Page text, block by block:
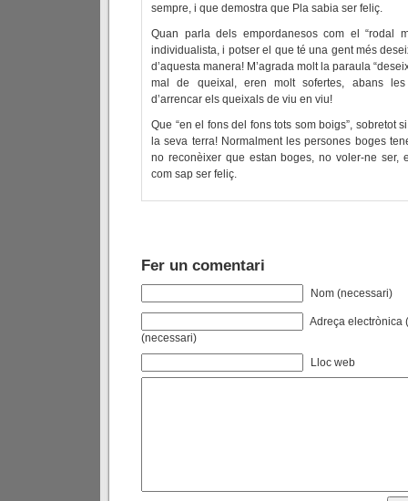
sempre, i que demostra que Pla sabia ser feliç.
Quan parla dels empordanesos com el “rodal
individualista, i potser el que té una gent més
d’aquesta manera! M’agrada molt la paraula
mal de queixal, eren molt sofertes, abans
d’arrencar els queixals de viu en viu!
Que “en el fons del fons tots som boigs”, sobretot
la seva terra! Normalment les persones boges
no reconèixer que estan boges, no voler-ne ser,
com sap ser feliç.
Fer un comentari
Nom (necessari)
Adreça electrònica
(necessari)
Lloc web